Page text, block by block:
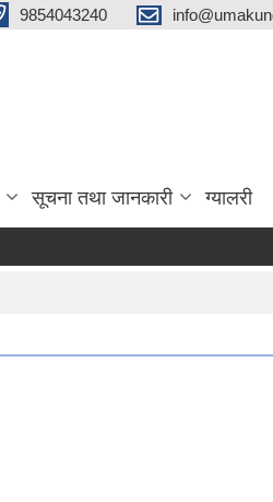
9854043240
सूचना तथा जानकारी ग्यालरी